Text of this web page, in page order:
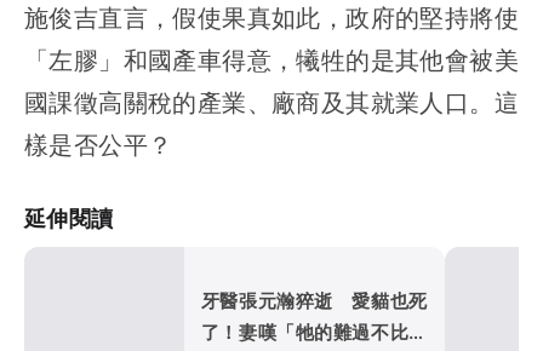
施俊吉直言，假使果真如此，政府的堅持將使
「左膠」和國產車得意，犧牲的是其他會被美
國課徵高關稅的產業、廠商及其就業人口。這
樣是否公平？
延伸閱讀
牙醫張元瀚猝逝 愛貓也死
了！妻嘆「牠的難過不比我